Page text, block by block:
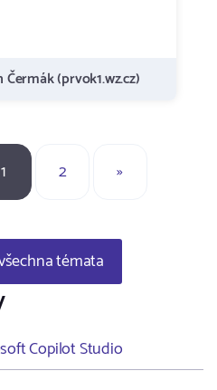
Čermák (prvok1.wz.cz)
1 2 »
témata
Copilot Studio